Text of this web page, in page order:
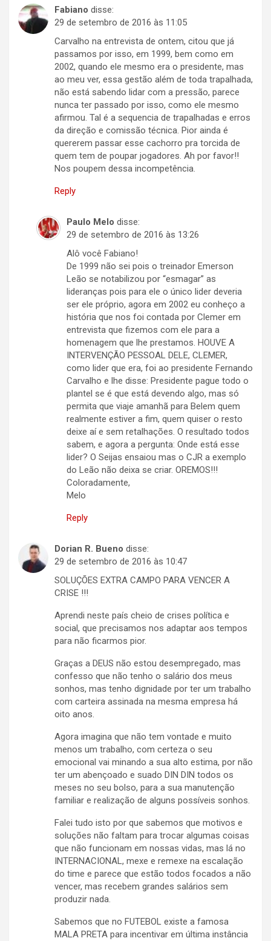
Fabiano disse:
29 de setembro de 2016 às 11:05
Carvalho na entrevista de ontem, citou que já
passamos por isso, em 1999, bem como em
2002, quando ele mesmo era o presidente, mas
ao meu ver, essa gestão além de toda trapalhada,
não está sabendo lidar com a pressão, parece
nunca ter passado por isso, como ele mesmo
afirmou. Tal é a sequencia de trapalhadas e erros
da direção e comissão técnica. Pior ainda é
quererem passar esse cachorro pra torcida de
quem tem de poupar jogadores. Ah por favor!!
Nos poupem dessa incompetência.
Reply
Paulo Melo disse:
29 de setembro de 2016 às 13:26
Alô você Fabiano!
De 1999 não sei pois o treinador Emerson
Leão se notabilizou por “esmagar” as
lideranças pois para ele o único lider deveria
ser ele próprio, agora em 2002 eu conheço a
história que nos foi contada por Clemer em
entrevista que fizemos com ele para a
homenagem que lhe prestamos. HOUVE A
INTERVENÇÃO PESSOAL DELE, CLEMER,
como lider que era, foi ao presidente Fernando
Carvalho e lhe disse: Presidente pague todo o
plantel se é que está devendo algo, mas só
permita que viaje amanhã para Belem quem
realmente estiver a fim, quem quiser o resto
deixe aí e sem retalhações. O resultado todos
sabem, e agora a pergunta: Onde está esse
lider? O Seijas ensaiou mas o CJR a exemplo
do Leão não deixa se criar. OREMOS!!!
Coloradamente,
Melo
Reply
Dorian R. Bueno disse:
29 de setembro de 2016 às 10:47
SOLUÇÕES EXTRA CAMPO PARA VENCER A
CRISE !!!
Aprendi neste país cheio de crises política e
social, que precisamos nos adaptar aos tempos
para não ficarmos pior.
Graças a DEUS não estou desempregado, mas
confesso que não tenho o salário dos meus
sonhos, mas tenho dignidade por ter um trabalho
com carteira assinada na mesma empresa há
oito anos.
Agora imagina que não tem vontade e muito
menos um trabalho, com certeza o seu
emocional vai minando a sua alto estima, por não
ter um abençoado e suado DIN DIN todos os
meses no seu bolso, para a sua manutenção
familiar e realização de alguns possíveis sonhos.
Falei tudo isto por que sabemos que motivos e
soluções não faltam para trocar algumas coisas
que não funcionam em nossas vidas, mas lá no
INTERNACIONAL, mexe e remexe na escalação
do time e parece que estão todos focados a não
vencer, mas recebem grandes salários sem
produzir nada.
Sabemos que no FUTEBOL existe a famosa
MALA PRETA para incentivar em última instância